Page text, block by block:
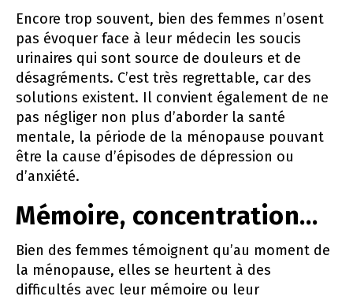
Encore trop souvent, bien des femmes n’osent
pas évoquer face à leur médecin les soucis
urinaires qui sont source de douleurs et de
désagréments. C’est très regrettable, car des
solutions existent. Il convient également de ne
pas négliger non plus d’aborder la santé
mentale, la période de la ménopause pouvant
être la cause d’épisodes de dépression ou
d’anxiété.
Mémoire, concentration…
Bien des femmes témoignent qu’au moment de
la ménopause, elles se heurtent à des
difficultés avec leur mémoire ou leur